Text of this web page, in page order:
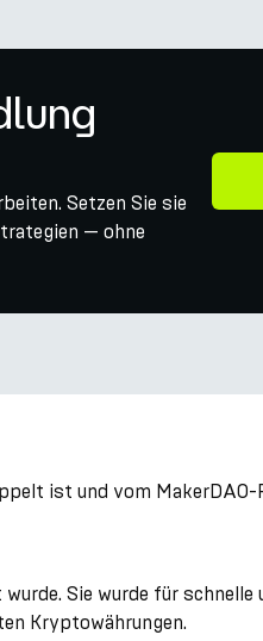
Setzen Sie sie
— ohne
ist und vom
Sie wurde für
Kryptowährungen.